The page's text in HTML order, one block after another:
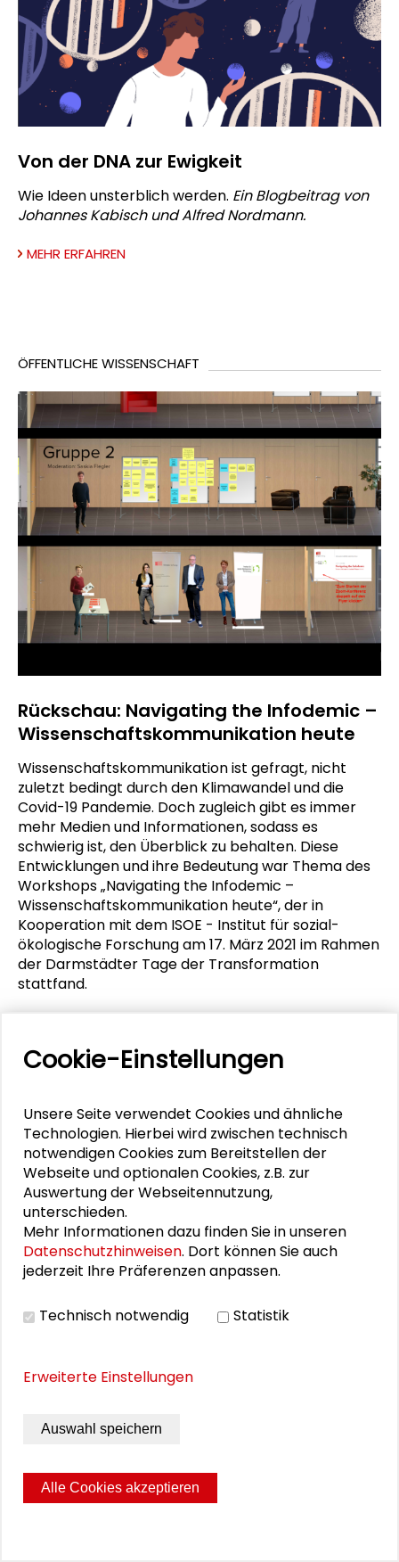
Von der DNA zur Ewigkeit
Wie Ideen unsterblich werden. Ein Blogbeitrag von
Johannes Kabisch und Alfred Nordmann.
MEHR ERFAHREN
ÖFFENTLICHE WISSENSCHAFT
Rückschau: Navigating the Infodemic –
Wissenschaftskommunikation heute
Wissenschaftskommunikation ist gefragt, nicht
zuletzt bedingt durch den Klimawandel und die
Covid-19 Pandemie. Doch zugleich gibt es immer
mehr Medien und Informationen, sodass es
schwierig ist, den Überblick zu behalten. Diese
Entwicklungen und ihre Bedeutung war Thema des
Workshops „Navigating the Infodemic –
Wissenschaftskommunikation heute“, der in
Kooperation mit dem ISOE - Institut für sozial-
ökologische Forschung am 17. März 2021 im Rahmen
der Darmstädter Tage der Transformation
stattfand.
ÖFFENTLICHE WISSENSCHAFT
Sounding Board „Sozioskop“: Soziologie
kommunizieren
Das neue Online-Format „Sozioskop“, das versucht,
Förderung. Ein digitales Sounding Board
brachte deshalb Soziolog*innen, Medienschaffende
Cookie-Einstellungen
Unsere Seite verwendet Cookies und ähnliche
Technologien. Hierbei wird zwischen technisch
notwendigen Cookies zum Bereitstellen der
Webseite und optionalen Cookies, z.B. zur
Auswertung der Webseitennutzung,
unterschieden.
Mehr Informationen dazu finden Sie in unseren
Datenschutzhinweisen. Dort können Sie auch
jederzeit Ihre Präferenzen anpassen.
Technisch notwendig Statistik
Erweiterte Einstellungen
Auswahl speichern
Alle Cookies akzeptieren